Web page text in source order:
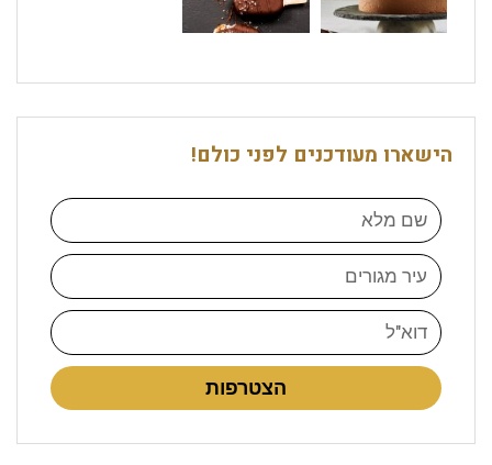
הישארו מעודכנים לפני כולם!
הצטרפות